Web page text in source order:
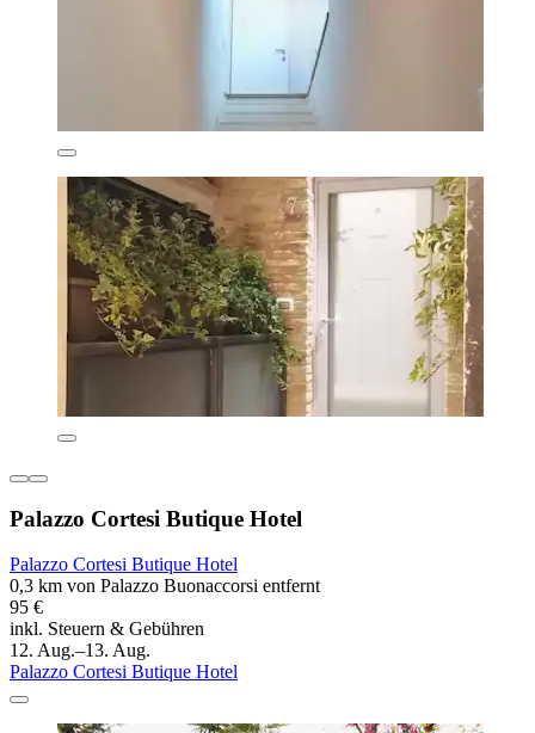
Palazzo Cortesi Butique Hotel
Palazzo Cortesi Butique Hotel
0,3 km von Palazzo Buonaccorsi entfernt
95 €
inkl. Steuern & Gebühren
12. Aug.–13. Aug.
Palazzo Cortesi Butique Hotel